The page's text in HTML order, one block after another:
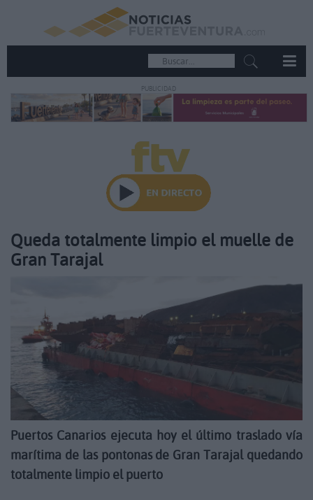
PUBLICIDAD
Queda totalmente limpio el muelle de
Gran Tarajal
Puertos Canarios ejecuta hoy el último traslado vía
marítima de las pontonas de Gran Tarajal quedando
totalmente limpio el puerto